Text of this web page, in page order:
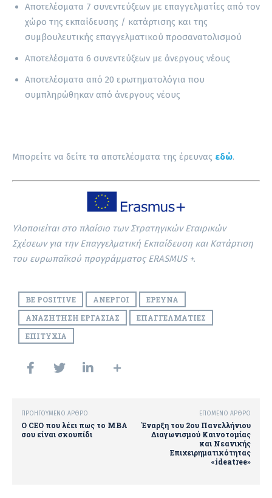
Αποτελέσματα 7 συνεντεύξεων με επαγγελματίες από τον
χώρο της εκπαίδευσης / κατάρτισης και της
συμβουλευτικής επαγγελματικού προσανατολισμού
Αποτελέσματα 6 συνεντεύξεων με άνεργους νέους
Αποτελέσματα από 20 ερωτηματολόγια που
συμπληρώθηκαν από άνεργους νέους
Μπορείτε να δείτε τα αποτελέσματα της έρευνας εδώ.
Υλοποιείται στο πλαίσιο των Στρατηγικών Εταιρικών
Σχέσεων για την Επαγγελματική Εκπαίδευση και Κατάρτιση
του ευρωπαϊκού προγράμματος ERASMUS +.
BE POSITIVE ΆΝΕΡΓΟΙ
ΈΡΕΥΝΑ
ΑΝΑΖΉΤΗΣΗ ΕΡΓΑΣΊΑΣ
ΕΠΑΓΓΕΛΜΑΤΊΕΣ
ΕΠΙΤΥΧΊΑ
ΠΡΟΗΓΟΎΜΕΝΟ ΆΡΘΡΟ
Ο CEO που λέει πως το ΜΒΑ
σου είναι σκουπίδι
ΕΠΌΜΕΝΟ ΆΡΘΡΟ
Έναρξη του 2ου Πανελλήνιου
Διαγωνισμού Καινοτομίας
και Νεανικής
Επιχειρηματικότητας
«ideatree»